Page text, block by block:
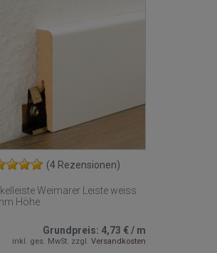
(4 Rezensionen)
Weimarer Leiste weiss
Höhe
Grundpreis: 4,73 €/ m
inkl. ges. MwSt. zzgl. Versandkosten